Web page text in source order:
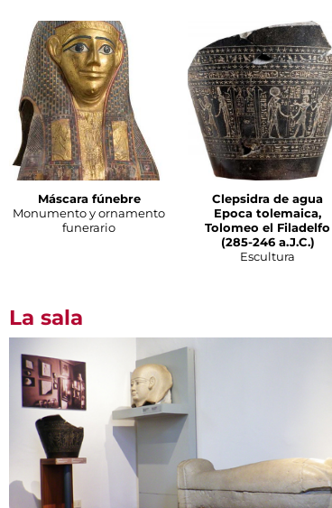
Máscara fúnebre
Monumento y ornamento
funerario
Clepsidra de agua
Epoca tolemaica,
Tolomeo el Filadelfo
(285-246 a.J.C.)
Escultura
La sala